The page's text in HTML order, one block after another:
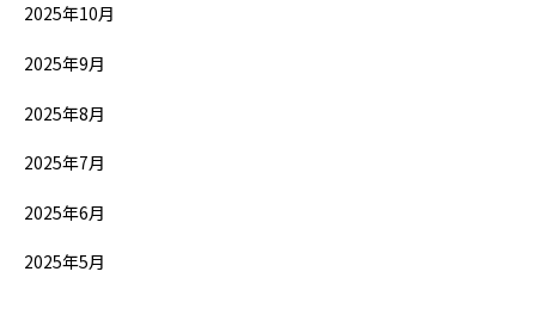
2025年10月
2025年9月
2025年8月
2025年7月
2025年6月
2025年5月